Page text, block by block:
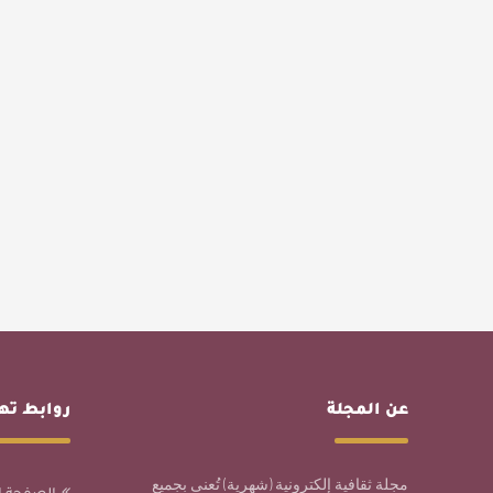
عن المجلة
مجلة ثقافية إلكترونية (شهرية) تُعنى بجميع
روابط